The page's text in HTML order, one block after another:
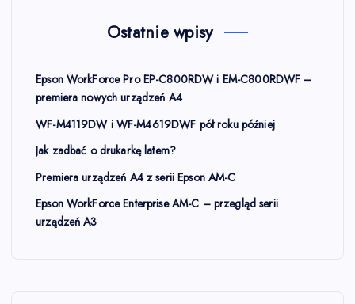
c
o
w
a
n
i
Ostatnie wpisy
Epson WorkForce Pro EP-C800RDW i EM-C800RDWF –
premiera nowych urządzeń A4
WF-M4119DW i WF-M4619DWF pół roku później
Jak zadbać o drukarkę latem?
Premiera urządzeń A4 z serii Epson AM-C
Epson WorkForce Enterprise AM-C – przegląd serii
urządzeń A3